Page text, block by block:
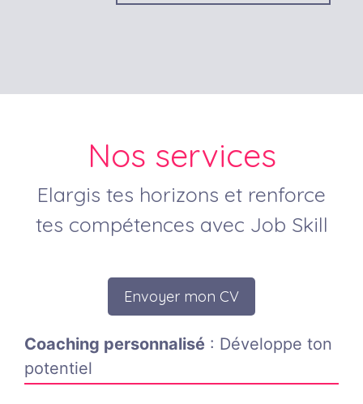
Nos services
Elargis tes horizons et renforce
tes compétences avec Job Skill
Envoyer mon CV
Coaching personnalisé : Développe ton
potentiel